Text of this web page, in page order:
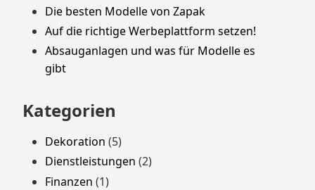
Die besten Modelle von Zapak
Auf die richtige Werbeplattform setzen!
Absauganlagen und was für Modelle es
gibt
Kategorien
Dekoration (5)
Dienstleistungen (2)
Finanzen (1)